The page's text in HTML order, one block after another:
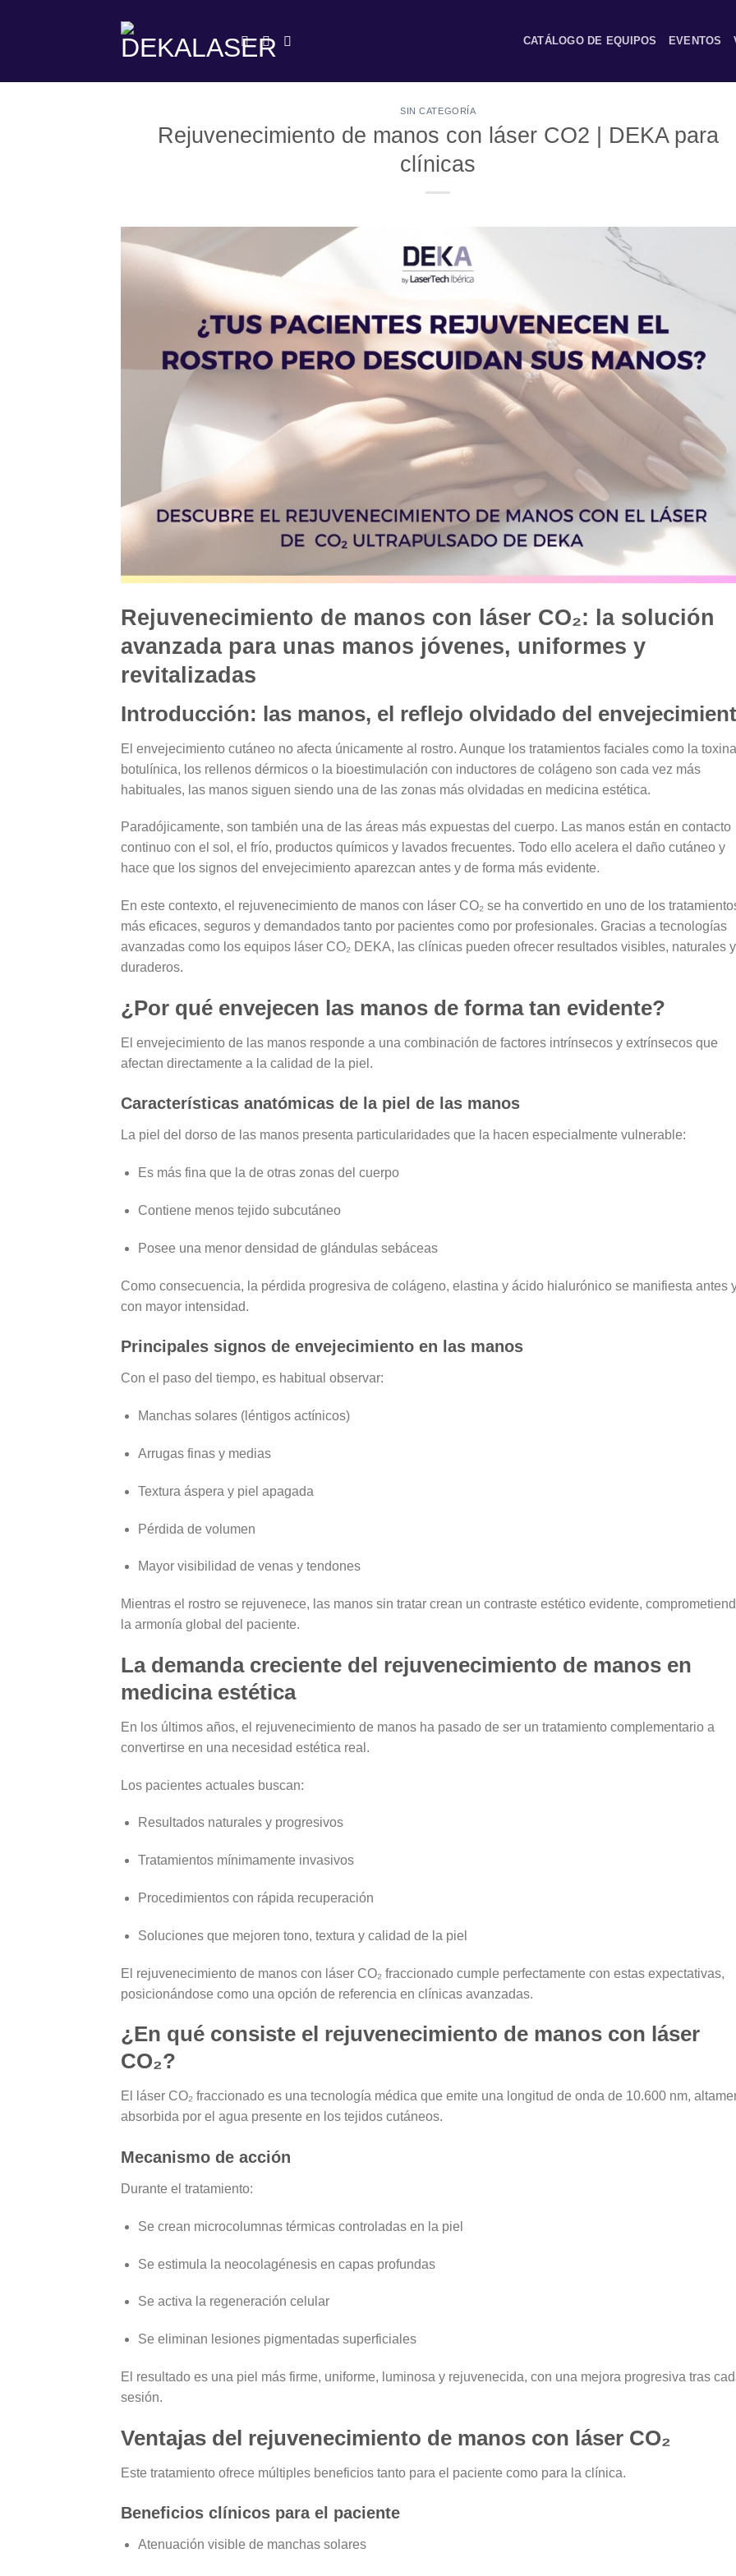
CATÁLOGO DE EQUIPOS EVENTOS
SIN CATEGORÍA
Rejuvenecimiento de manos con láser CO2 | DEKA para
clínicas
Rejuvenecimiento de manos con láser CO₂: la solución
avanzada para unas manos jóvenes, uniformes y
revitalizadas
Introducción: las manos, el reflejo olvidado del
El envejecimiento cutáneo no afecta únicamente al rostro. Aunque los tratamientos faciales como la toxina
botulínica, los rellenos dérmicos o la bioestimulación con inductores de colágeno son cada vez más
habituales, las manos siguen siendo una de las zonas más olvidadas en medicina estética.
Paradójicamente, son también una de las áreas más expuestas del cuerpo. Las manos están en contacto
continuo con el sol, el frío, productos químicos y lavados frecuentes. Todo ello acelera el daño cutáneo y
hace que los signos del envejecimiento aparezcan antes y de forma más evidente.
En este contexto, el rejuvenecimiento de manos con láser CO₂ se ha convertido en uno de los
más eficaces, seguros y demandados tanto por pacientes como por profesionales. Gracias a tecnologías
avanzadas como los equipos láser CO₂ DEKA, las clínicas pueden ofrecer resultados visibles, naturales y
duraderos.
¿Por qué envejecen las manos de forma tan evidente?
El envejecimiento de las manos responde a una combinación de factores intrínsecos y extrínsecos que
afectan directamente a la calidad de la piel.
Características anatómicas de la piel de las manos
La piel del dorso de las manos presenta particularidades que la hacen especialmente vulnerable:
Es más fina que la de otras zonas del cuerpo
Contiene menos tejido subcutáneo
Posee una menor densidad de glándulas sebáceas
Como consecuencia, la pérdida progresiva de colágeno, elastina y ácido hialurónico se manifiesta antes
con mayor intensidad.
Principales signos de envejecimiento en las manos
Con el paso del tiempo, es habitual observar:
Manchas solares (léntigos actínicos)
Arrugas finas y medias
Textura áspera y piel apagada
Pérdida de volumen
Mayor visibilidad de venas y tendones
Mientras el rostro se rejuvenece, las manos sin tratar crean un contraste estético evidente,
la armonía global del paciente.
La demanda creciente del rejuvenecimiento de manos en
medicina estética
En los últimos años, el rejuvenecimiento de manos ha pasado de ser un tratamiento complementario a
convertirse en una necesidad estética real .
Los pacientes actuales buscan:
Resultados naturales y progresivos
Tratamientos mínimamente invasivos
Procedimientos con rápida recuperación
Soluciones que mejoren tono, textura y calidad de la piel
El rejuvenecimiento de manos con láser CO₂ fraccionado cumple perfectamente con estas expectativas,
posicionándose como una opción de referencia en clínicas avanzadas.
¿En qué consiste el rejuvenecimiento de manos con láser
CO₂?
El láser CO₂ fraccionado es una tecnología médica que emite una longitud de onda de 10.600 nm,
absorbida por el agua presente en los tejidos cutáneos.
Mecanismo de acción
Durante el tratamiento:
Se crean microcolumnas térmicas controladasen la piel
Se estimula la neocolagénesisen capas profundas
Se activa la regeneración celular
Se eliminan lesiones pigmentadas superficiales
El resultado es una piel más firme, uniforme, luminosa y rejuvenecida, con una mejora progresiva tras
sesión.
Ventajas del rejuvenecimiento de manos con láser CO₂
Este tratamiento ofrece múltiples beneficios tanto para el paciente como para la clínica.
Beneficios clínicos para el paciente
Atenuación visible de manchas solares